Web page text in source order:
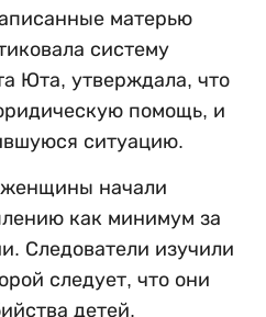
матерью
систему
Юта, утверждала, что
помощь, и
ситуацию.
начали
как минимум за
Следователи изучили
следует, что они
детей,